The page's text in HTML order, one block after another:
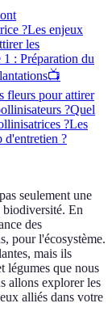
?Les enjeux
les
1 : Préparation du
📺
fleurs pour attirer
?Quel
?Les
d'entretien ?
seulement une
biodiversité. En
des
pour l'écosystème.
mais ils
légumes que nous
allons explorer les
alliés dans votre